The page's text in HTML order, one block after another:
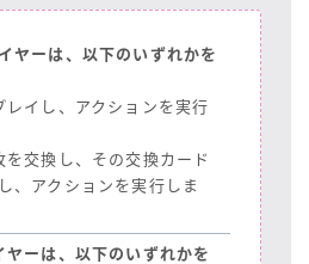
ヤーは、以下のいずれかを
レイし、アクションを実行
を交換し、その交換カード
、アクションを実行しま
ヤーは、以下のいずれかを